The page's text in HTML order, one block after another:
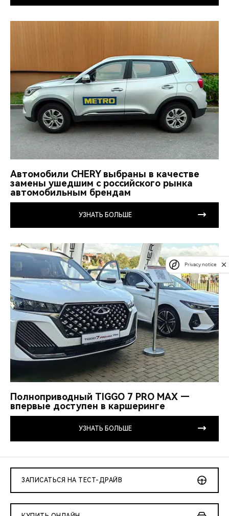
Автомобили CHERY выбраны в качестве
замены ушедшим с российского рынка
автомобильным брендам
УЗНАТЬ БОЛЬШЕ
Полноприводный TIGGO 7 PRO MAX —
впервые доступен в каршеринге
УЗНАТЬ БОЛЬШЕ
ЗАПИСАТЬСЯ НА ТЕСТ-ДРАЙВ
Privacy notice